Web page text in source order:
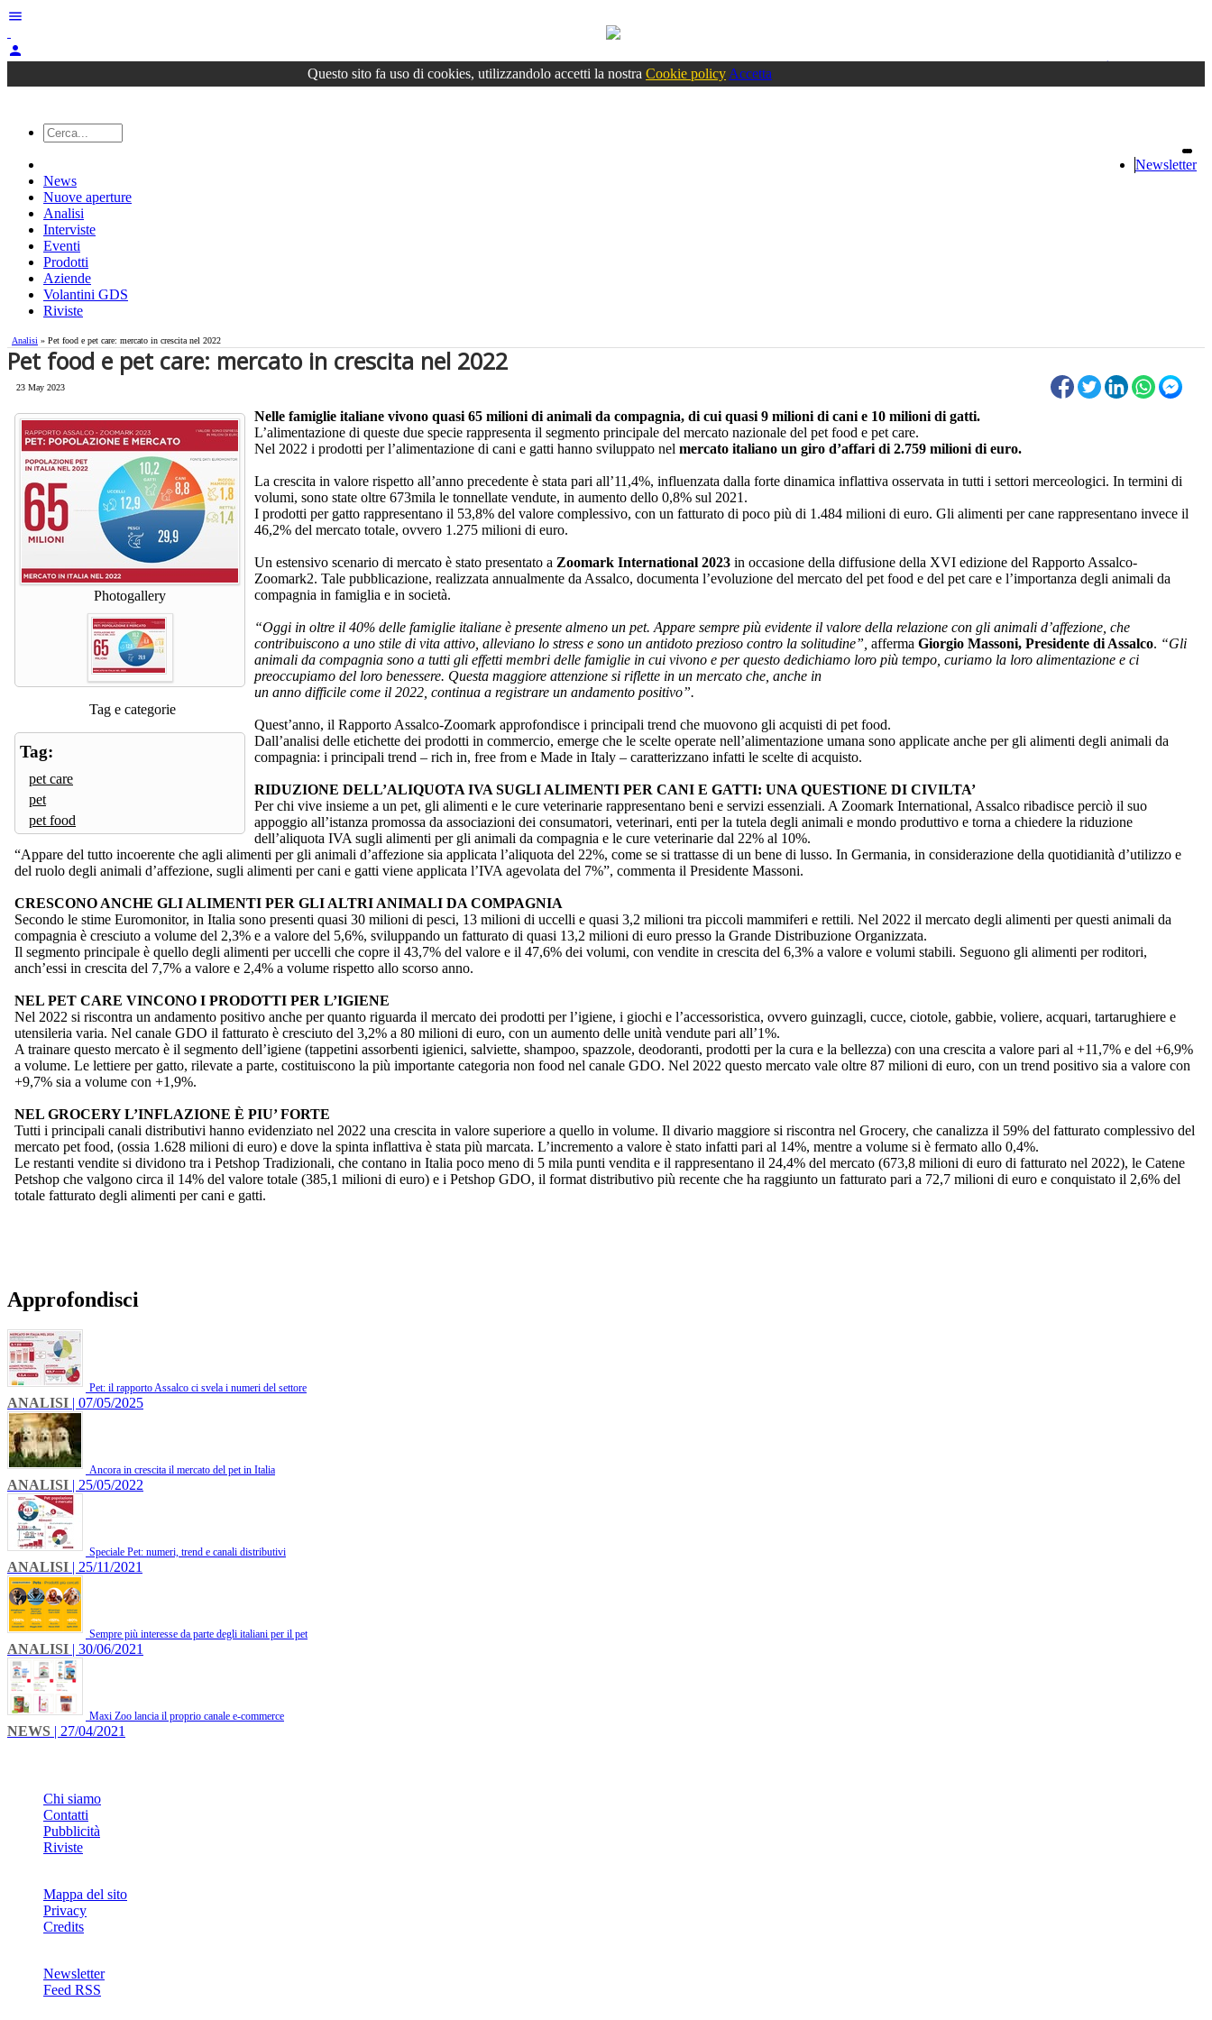
menu
person
Accedioppure registrati
Questo sito fa uso di cookies, utilizzandolo accetti la nostra Cookie policy Accetta
Newsletter
News
Nuove aperture
Analisi
Interviste
Eventi
Prodotti
Aziende
Volantini GDS
Riviste
Analisi » Pet food e pet care: mercato in crescita nel 2022
Pet food e pet care: mercato in crescita nel 2022
23 May 2023
Photogallery
Tag e categorie
Tag:
pet care
pet
pet food
Nelle famiglie italiane vivono quasi 65 milioni di animali da compagnia, di cui quasi 9 milioni di cani e 10 milioni di gatti.
L’alimentazione di queste due specie rappresenta il segmento principale del mercato nazionale del pet food e pet care.
Nel 2022 i prodotti per l’alimentazione di cani e gatti hanno sviluppato nel mercato italiano un giro d’affari di 2.759 milioni di euro.
La crescita in valore rispetto all’anno precedente è stata pari all’11,4%, influenzata dalla forte dinamica inflattiva osservata in tutti i settori merceologici. In termini di
volumi, sono state oltre 673mila le tonnellate vendute, in aumento dello 0,8% sul 2021.
I prodotti per gatto rappresentano il 53,8% del valore complessivo, con un fatturato di poco più di 1.484 milioni di euro. Gli alimenti per cane rappresentano invece il
46,2% del mercato totale, ovvero 1.275 milioni di euro.
Un estensivo scenario di mercato è stato presentato a Zoomark International 2023 in occasione della diffusione della XVI edizione del Rapporto Assalco-
Zoomark2. Tale pubblicazione, realizzata annualmente da Assalco, documenta l’evoluzione del mercato del pet food e del pet care e l’importanza degli animali da
compagnia in famiglia e in società.
“Oggi in oltre il 40% delle famiglie italiane è presente almeno un pet. Appare sempre più evidente il valore della relazione con gli animali d’affezione, che
contribuiscono a uno stile di vita attivo, alleviano lo stress e sono un antidoto prezioso contro la solitudine”, afferma Giorgio Massoni, Presidente di Assalco. “Gli
animali da compagnia sono a tutti gli effetti membri delle famiglie in cui vivono e per questo dedichiamo loro più tempo, curiamo la loro alimentazione e ci
preoccupiamo del loro benessere. Questa maggiore attenzione si riflette in un mercato che, anche in
un anno difficile come il 2022, continua a registrare un andamento positivo”.
Quest’anno, il Rapporto Assalco-Zoomark approfondisce i principali trend che muovono gli acquisti di pet food.
Dall’analisi delle etichette dei prodotti in commercio, emerge che le scelte operate nell’alimentazione umana sono applicate anche per gli alimenti degli animali da
compagnia: i principali trend – rich in, free from e Made in Italy – caratterizzano infatti le scelte di acquisto.
RIDUZIONE DELL’ALIQUOTA IVA SUGLI ALIMENTI PER CANI E GATTI: UNA QUESTIONE DI CIVILTA’
Per chi vive insieme a un pet, gli alimenti e le cure veterinarie rappresentano beni e servizi essenziali. A Zoomark International, Assalco ribadisce perciò il suo
appoggio all’istanza promossa da associazioni dei consumatori, veterinari, enti per la tutela degli animali e mondo produttivo e torna a chiedere la riduzione
dell’aliquota IVA sugli alimenti per gli animali da compagnia e le cure veterinarie dal 22% al 10%.
“Appare del tutto incoerente che agli alimenti per gli animali d’affezione sia applicata l’aliquota del 22%, come se si trattasse di un bene di lusso. In Germania, in considerazione della quotidianità d’utilizzo e
del ruolo degli animali d’affezione, sugli alimenti per cani e gatti viene applicata l’IVA agevolata del 7%”, commenta il Presidente Massoni.
CRESCONO ANCHE GLI ALIMENTI PER GLI ALTRI ANIMALI DA COMPAGNIA
Secondo le stime Euromonitor, in Italia sono presenti quasi 30 milioni di pesci, 13 milioni di uccelli e quasi 3,2 milioni tra piccoli mammiferi e rettili. Nel 2022 il mercato degli alimenti per questi animali da
compagnia è cresciuto a volume del 2,3% e a valore del 5,6%, sviluppando un fatturato di quasi 13,2 milioni di euro presso la Grande Distribuzione Organizzata.
Il segmento principale è quello degli alimenti per uccelli che copre il 43,7% del valore e il 47,6% dei volumi, con vendite in crescita del 6,3% a valore e volumi stabili. Seguono gli alimenti per roditori,
anch’essi in crescita del 7,7% a valore e 2,4% a volume rispetto allo scorso anno.
NEL PET CARE VINCONO I PRODOTTI PER L’IGIENE
Nel 2022 si riscontra un andamento positivo anche per quanto riguarda il mercato dei prodotti per l’igiene, i giochi e l’accessoristica, ovvero guinzagli, cucce, ciotole, gabbie, voliere, acquari, tartarughiere e
utensileria varia. Nel canale GDO il fatturato è cresciuto del 3,2% a 80 milioni di euro, con un aumento delle unità vendute pari all’1%.
A trainare questo mercato è il segmento dell’igiene (tappetini assorbenti igienici, salviette, shampoo, spazzole, deodoranti, prodotti per la cura e la bellezza) con una crescita a valore pari al +11,7% e del +6,9%
a volume. Le lettiere per gatto, rilevate a parte, costituiscono la più importante categoria non food nel canale GDO. Nel 2022 questo mercato vale oltre 87 milioni di euro, con un trend positivo sia a valore con
+9,7% sia a volume con +1,9%.
NEL GROCERY L’INFLAZIONE È PIU’ FORTE
Tutti i principali canali distributivi hanno evidenziato nel 2022 una crescita in valore superiore a quello in volume. Il divario maggiore si riscontra nel Grocery, che canalizza il 59% del fatturato complessivo del
mercato pet food, (ossia 1.628 milioni di euro) e dove la spinta inflattiva è stata più marcata. L’incremento a valore è stato infatti pari al 14%, mentre a volume si è fermato allo 0,4%.
Le restanti vendite si dividono tra i Petshop Tradizionali, che contano in Italia poco meno di 5 mila punti vendita e il rappresentano il 24,4% del mercato (673,8 milioni di euro di fatturato nel 2022), le Catene
Petshop che valgono circa il 14% del valore totale (385,1 milioni di euro) e i Petshop GDO, il format distributivo più recente che ha raggiunto un fatturato pari a 72,7 milioni di euro e conquistato il 2,6% del
totale fatturato degli alimenti per cani e gatti.
Approfondisci
Pet: il rapporto Assalco ci svela i numeri del settore
ANALISI | 07/05/2025
Ancora in crescita il mercato del pet in Italia
ANALISI | 25/05/2022
Speciale Pet: numeri, trend e canali distributivi
ANALISI | 25/11/2021
Sempre più interesse da parte degli italiani per il pet
ANALISI | 30/06/2021
Maxi Zoo lancia il proprio canale e-commerce
NEWS | 27/04/2021
Chi siamo
Contatti
Pubblicità
Riviste
Mappa del sito
Privacy
Credits
Newsletter
Feed RSS